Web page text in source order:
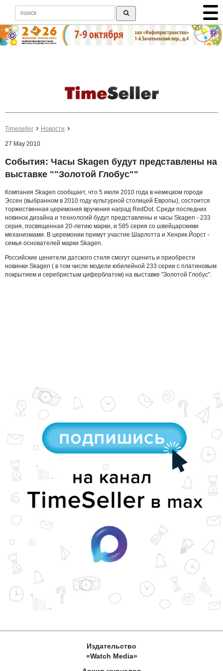
Timeseller Новости
27 May 2010
События: Часы Skagen будут представлены на
выставке ""Золотой Глобус""
Компания Skagen сообщает, что 5 июля 2010 года в немецком городе
Эссен (выбранном в 2010 году культурной столицей Европы), состоится
торжественная церемония вручения наград RedDot. Среди последних
новинок дизайна и технологий будут представлены и часы Skagen - 233
серия, посвященная 20-летию марки, и 585 серия со швейцарскими
механизмами. В церемонии примут участие Шарлотта и Хенрик Йорст -
семья основателей марки Skagen.
Российские ценители датского стиля смогут оценить и приобрести
новинки Skagen ( в том числе модели юбилейной 233 серии с платиновым
покрытием и серебристым циферблатом) на выставке "Золотой Глобус".
Издательство
«Watch Media»